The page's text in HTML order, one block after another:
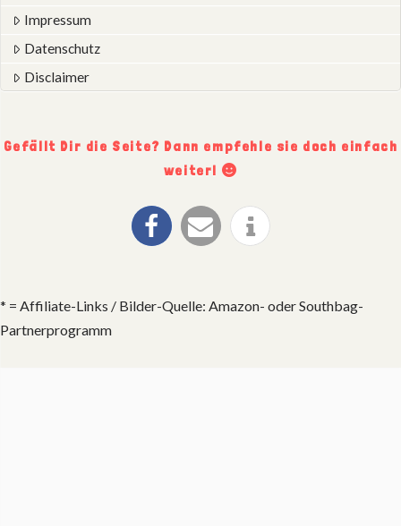
Impressum
Datenschutz
Disclaimer
Gefällt Dir die Seite? Dann empfehle sie doch einfach
weiter!
* = Affiliate-Links / Bilder-Quelle: Amazon- oder Southbag-
Partnerprogramm